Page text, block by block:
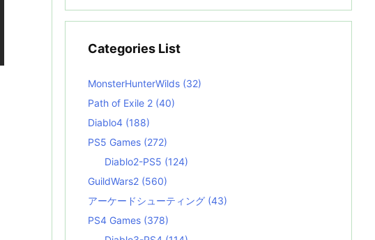
Categories List
MonsterHunterWilds (32)
Path of Exile 2 (40)
Diablo4 (188)
PS5 Games (272)
Diablo2-PS5 (124)
GuildWars2 (560)
アーケードシューティング (43)
PS4 Games (378)